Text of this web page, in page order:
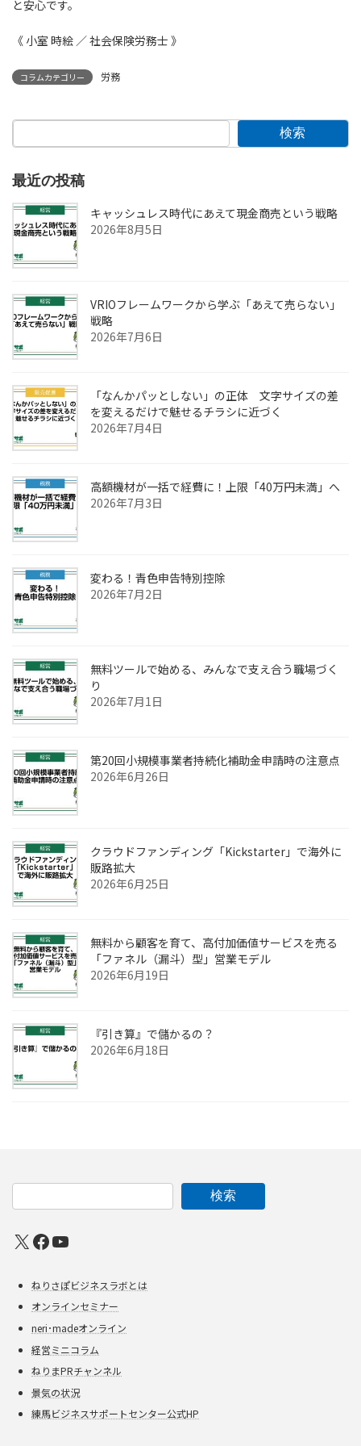
と安心です。
《 小室 時絵 ／ 社会保険労務士 》
コラムカテゴリー 労務
検索
最近の投稿
キャッシュレス時代にあえて現金商売という戦略
2026年8月5日
VRIOフレームワークから学ぶ「あえて売らない」
戦略
2026年7月6日
「なんかパッとしない」の正体 文字サイズの差
を変えるだけで魅せるチラシに近づく
2026年7月4日
高額機材が一括で経費に！上限「40万円未満」へ
2026年7月3日
変わる！青色申告特別控除
2026年7月2日
無料ツールで始める、みんなで支え合う職場づく
り
2026年7月1日
第20回小規模事業者持続化補助金申請時の注意点
2026年6月26日
クラウドファンディング「Kickstarter」で海外に
販路拡大
2026年6月25日
無料から顧客を育て、高付加価値サービスを売る
「ファネル（漏斗）型」営業モデル
2026年6月19日
『引き算』で儲かるの？
2026年6月18日
検索
X Facebook
YouTube
ねりさぽビジネスラボとは
オンラインセミナー
neri･madeオンライン
経営ミニコラム
ねりまPRチャンネル
景気の状況
練馬ビジネスサポートセンター公式HP